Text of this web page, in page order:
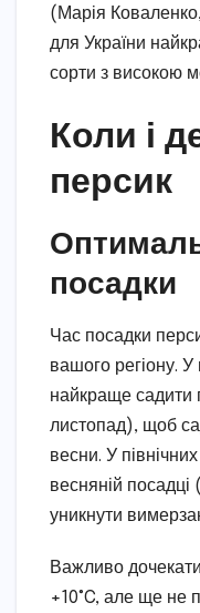
(Марія
для України
сорти з високою
Коли і
персик
посадки
Час посадки
вашого регіону. У
найкраще садити
листопад), щоб
весни. У
весняній
уникнути
Важливо
+10°C, але ще не